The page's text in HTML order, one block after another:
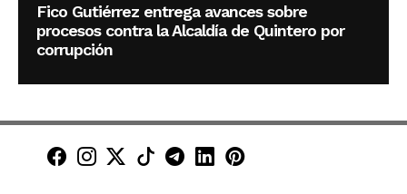
Fico Gutiérrez entrega avances sobre
procesos contra la Alcaldía de Quintero por
corrupción
Minuto30 en Facebook
Minuto30 en Instagram
Minuto30 en X (Twitter)
Minuto30 en TikTok
Canal de Minuto30 en
Minuto30 en LinkedIn
Minuto30 en